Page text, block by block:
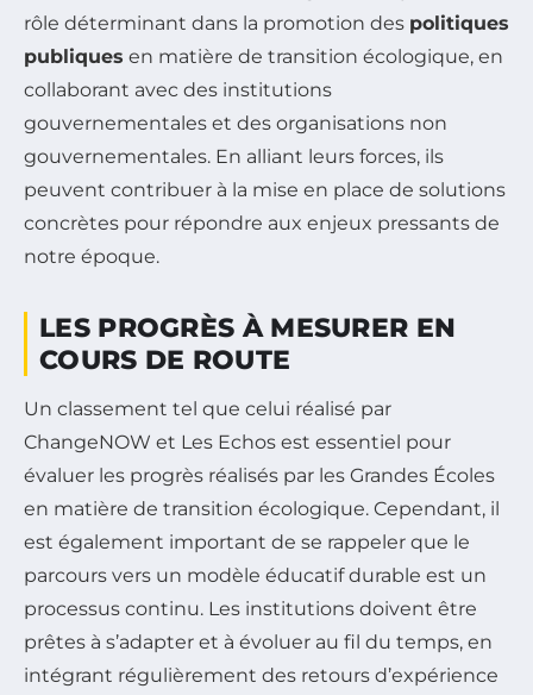
rôle déterminant dans la promotion des politiques
publiques en matière de transition écologique, en
collaborant avec des institutions
gouvernementales et des organisations non
gouvernementales. En alliant leurs forces, ils
peuvent contribuer à la mise en place de solutions
concrètes pour répondre aux enjeux pressants de
notre époque.
LES PROGRÈS À MESURER EN
COURS DE ROUTE
Un classement tel que celui réalisé par
ChangeNOW et Les Echos est essentiel pour
évaluer les progrès réalisés par les Grandes Écoles
en matière de transition écologique. Cependant, il
est également important de se rappeler que le
parcours vers un modèle éducatif durable est un
processus continu. Les institutions doivent être
prêtes à s’adapter et à évoluer au fil du temps, en
intégrant régulièrement des retours d’expérience